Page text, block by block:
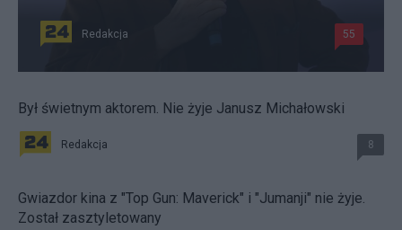
Redakcja 55
Był świetnym aktorem. Nie żyje Janusz Michałowski
Redakcja 8
Gwiazdor kina z "Top Gun: Maverick" i "Jumanji" nie żyje.
Został zasztyletowany